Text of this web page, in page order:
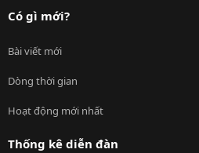
Có gì mới?
Bài viết mới
Dòng thời gian
Hoạt động mới nhất
Thống kê diễn đàn